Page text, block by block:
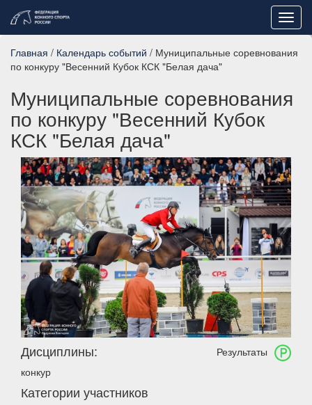
Главная / Календарь событий / Муниципальные соревнования
по конкуру "Весенний Кубок КСК "Белая дача"
Муниципальные соревнования
по конкуру "Весенний Кубок
КСК "Белая дача"
Результаты
Дисциплины:
конкур
Категории участников